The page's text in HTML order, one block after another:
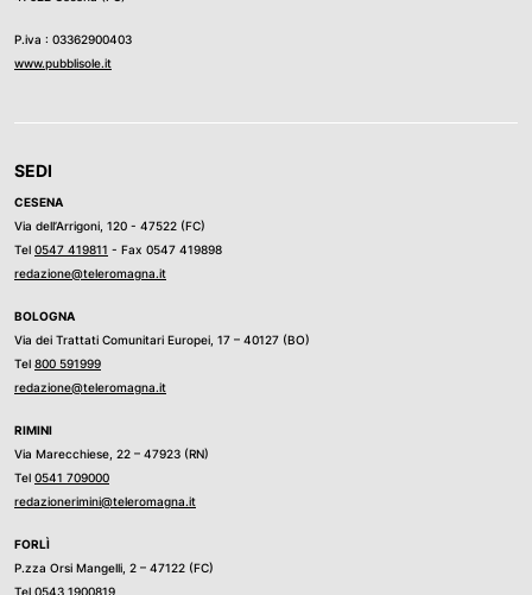
P.iva : 03362900403
www.pubblisole.it
SEDI
CESENA
Via dell’Arrigoni, 120 - 47522 (FC)
Tel 0547 419811 - Fax 0547 419898
redazione@teleromagna.it
BOLOGNA
Via dei Trattati Comunitari Europei, 17 – 40127 (BO)
Tel 800 591999
redazione@teleromagna.it
RIMINI
Via Marecchiese, 22 – 47923 (RN)
Tel 0541 709000
redazionerimini@teleromagna.it
FORLÌ
P.zza Orsi Mangelli, 2 – 47122 (FC)
Tel 0543 1900819